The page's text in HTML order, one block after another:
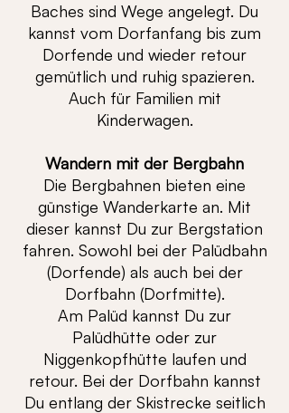
Baches sind Wege angelegt. Du
kannst vom Dorfanfang bis zum
Dorfende und wieder retour
gemütlich und ruhig spazieren.
Auch für Familien mit
Kinderwagen.
Wandern mit der Bergbahn
Die Bergbahnen bieten eine
günstige Wanderkarte an. Mit
dieser kannst Du zur Bergstation
fahren. Sowohl bei der Palüdbahn
(Dorfende) als auch bei der
Dorfbahn (Dorfmitte).
Am Palüd kannst Du zur
Palüdhütte oder zur
Niggenkopfhütte laufen und
retour. Bei der Dorfbahn kannst
Du entlang der Skistrecke seitlich